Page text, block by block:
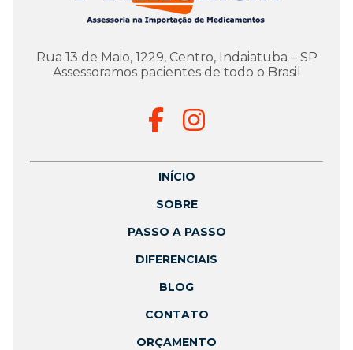
Rua 13 de Maio, 1229, Centro, Indaiatuba – SP
Assessoramos pacientes de todo o Brasil
INÍCIO
SOBRE
PASSO A PASSO
DIFERENCIAIS
BLOG
CONTATO
ORÇAMENTO